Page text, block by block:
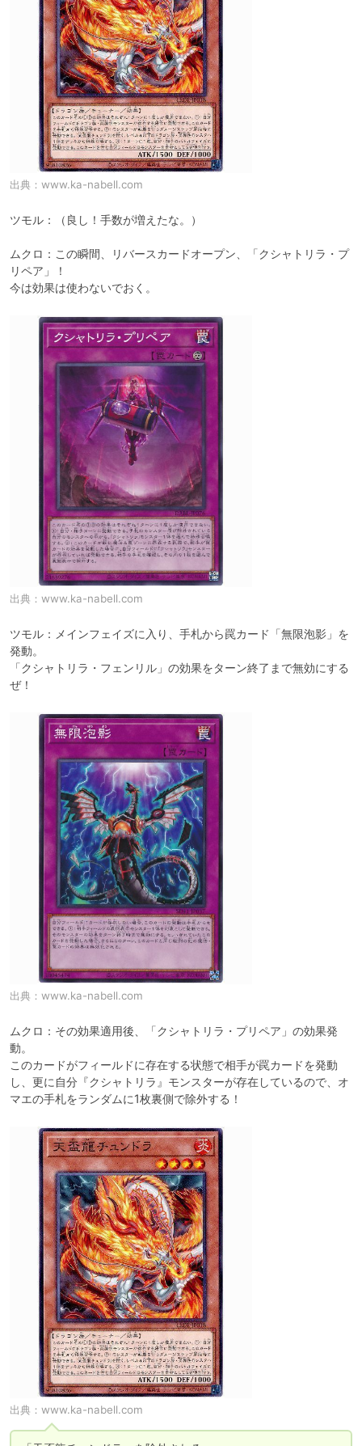
出典： www.ka-nabell.com
ツモル：（良し！手数が増えたな。）
ムクロ：この瞬間、リバースカードオープン、「クシャトリラ・プ
リペア」！
今は効果は使わないでおく。
出典： www.ka-nabell.com
ツモル：メインフェイズに入り、手札から罠カード「無限泡影」を
発動。
「クシャトリラ・フェンリル」の効果をターン終了まで無効にする
ぜ！
出典： www.ka-nabell.com
ムクロ：その効果適用後、「クシャトリラ・プリペア」の効果発
動。
このカードがフィールドに存在する状態で相手が罠カードを発動
し、更に自分『クシャトリラ』モンスターが存在しているので、オ
マエの手札をランダムに1枚裏側で除外する！
出典： www.ka-nabell.com